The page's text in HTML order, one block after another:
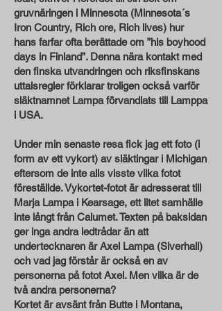
gruvnäringen i Minnesota (Minnesota´s
Iron Country, Rich ore, Rich lives) hur
hans farfar ofta berättade om ”his boyhood
days in Finland”. Denna nära kontakt med
den finska utvandringen och riksfinskans
uttalsregler förklarar troligen också varför
släktnamnet Lampa förvandlats till Lamppa
i USA.
Under min senaste resa fick jag ett foto (i
form av ett vykort) av släktingar i Michigan
eftersom de inte alls visste vilka fotot
föreställde. Vykortet-fotot är adresserat till
Marja Lampa i Kearsage, ett litet samhälle
inte långt från Calumet. Texten på baksidan
ger inga andra ledtrådar än att
undertecknaren är Axel Lampa (Siverhall)
och vad jag förstår är också en av
personerna på fotot Axel. Men vilka är de
två andra personerna?
Kortet är avsänt från Butte i Montana,